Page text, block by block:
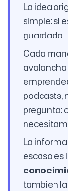
La idea
simple: si
guardado.
Cada
podcasts,
pregunta:
La
escaso es
tambien